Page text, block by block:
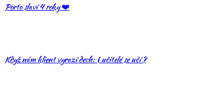
Porto slaví 4 roky ❤️
Když nám klient vyrazí dech: I učitelé se učí ?